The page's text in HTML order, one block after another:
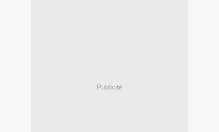
Publicité